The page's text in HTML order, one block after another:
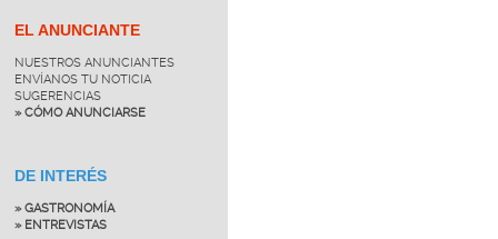
EL ANUNCIANTE
NUESTROS ANUNCIANTES
ENVÍANOS TU NOTICIA
SUGERENCIAS
» CÓMO ANUNCIARSE
DE INTERÉS
» GASTRONOMÍA
» ENTREVISTAS